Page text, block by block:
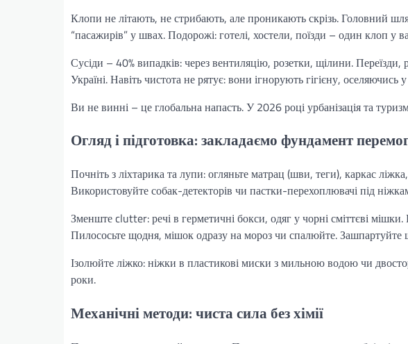
Клопи не літають, не стрибають, але проникають скрізь. Головний
“пасажирів” у швах. Подорожі: готелі, хостели, поїзди – один клоп у
Сусіди – 40% випадків: через вентиляцію, розетки, щілини.
Україні. Навіть чистота не рятує: вони ігнорують гігієну, оселяючись
Ви не винні – це глобальна напасть. У 2026 році урбанізація та
Огляд і підготовка: закладаємо фундамент
Почніть з ліхтарика та лупи: огляньте матрац (шви, теги), каркас
Використовуйте собак-детекторів чи пастки-перехоплювачі під
Зменште clutter: речі в герметичні бокси, одяг у чорні сміттєві
Пилососьте щодня, мішок одразу на мороз чи спалюйте. Зашпартуйте
Ізолюйте ліжко: ніжки в пластикові миски з мильною водою чи
роки.
Механічні методи: чиста сила без хімії